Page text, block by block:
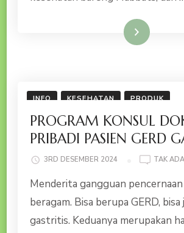
Baca Selengkapnya
INFO KESEHATAN PRODUK
PROGRAM KONSUL
PRIBADI PASIEN GERD
3RD DESEMBER 2024 TAK
Menderita gangguan pencernaan
beragam. Bisa berupa GERD,
gastritis. Keduanya merupakan